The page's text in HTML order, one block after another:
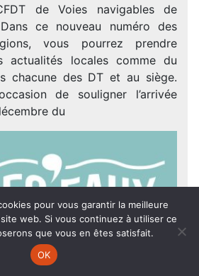
de Voies navigables de
ce nouveau numéro des
vous pourrez prendre
actualités locales comme du
chacune des DT et au siège.
de souligner l’arrivée
du
pour vous garantir la meilleure
web. Si vous continuez à utiliser ce
que vous en êtes satisfait.
OK